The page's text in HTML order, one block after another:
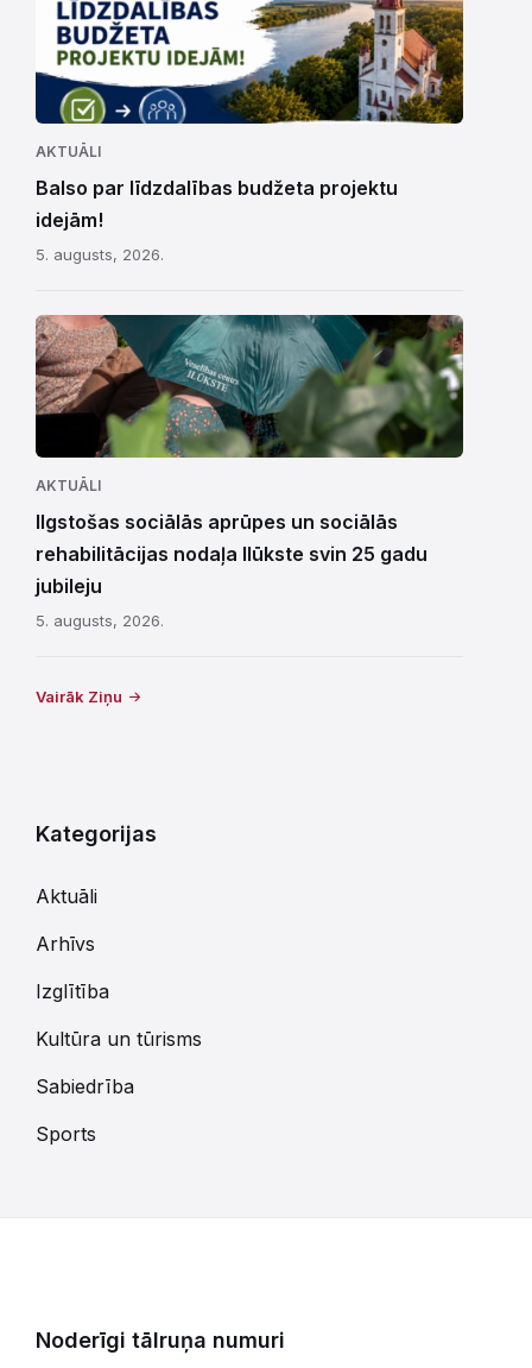
AKTUĀLI
Balso par līdzdalības budžeta projektu
idejām!
5. augusts, 2026.
AKTUĀLI
Ilgstošas sociālās aprūpes un sociālās
rehabilitācijas nodaļa Ilūkste svin 25 gadu
jubileju
5. augusts, 2026.
Vairāk Ziņu
Kategorijas
Aktuāli
Arhīvs
Izglītība
Kultūra un tūrisms
Sabiedrība
Sports
Noderīgi tālruņa numuri